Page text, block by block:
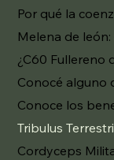
¿C60 Fullereno
Cordyceps